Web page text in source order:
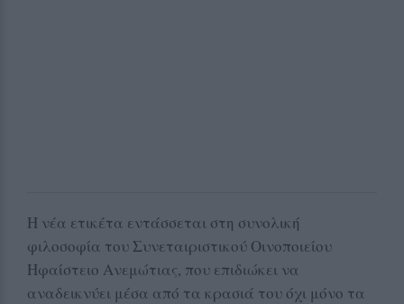
Η νέα ετικέτα εντάσσεται στη συνολική
φιλοσοφία του Συνεταιριστικού Οινοποιείου
Ηφαίστειο Ανεμώτιας, που επιδιώκει να
αναδεικνύει μέσα από τα κρασιά του όχι μόνο τα